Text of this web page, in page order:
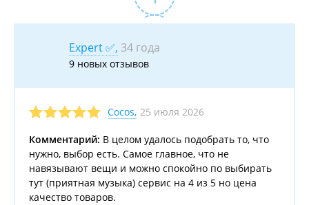
Expert ✅, 34 года
9 новых отзывов
Cocos, 25 июля 2026
Комментарий: В целом удалось подобрать то, что
нужно, выбор есть. Самое главное, что не
навязывают вещи и можно спокойно по выбирать
тут (приятная музыка) сервис на 4 из 5 но цена
качество товаров.